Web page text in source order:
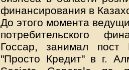
финансирования в
До этого момента
потребительского
Госсар, занимал пост
"Просто Кредит" в г.